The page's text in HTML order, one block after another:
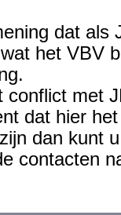
dat als
het VBV
conflict met
dat hier
dan kunt
contacten